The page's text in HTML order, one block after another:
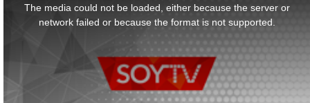
The media could not be loaded, either because the server or
network failed or because the format is not supported.